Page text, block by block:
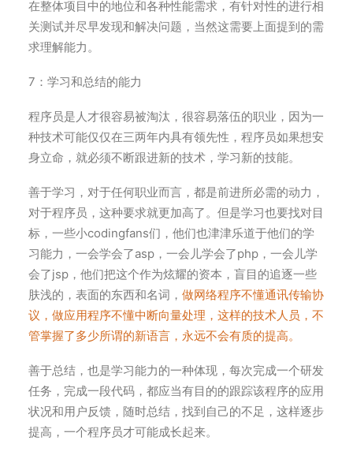
在整体项目中的地位和各种性能需求，有针对性的进行相
关测试并尽早发现和解决问题，当然这需要上面提到的需
求理解能力。
7：学习和总结的能力
程序员是人才很容易被淘汰，很容易落伍的职业，因为一
种技术可能仅仅在三两年内具有领先性，程序员如果想安
身立命，就必须不断跟进新的技术，学习新的技能。
善于学习，对于任何职业而言，都是前进所必需的动力，
对于程序员，这种要求就更加高了。但是学习也要找对目
标，一些小codingfans们，他们也津津乐道于他们的学
习能力，一会学会了asp，一会儿学会了php，一会儿学
会了jsp，他们把这个作为炫耀的资本，盲目的追逐一些
肤浅的，表面的东西和名词， 做网络程序不懂通讯传输协
议，做应用程序不懂中断向量处理，这样的技术人员，不
管掌握了多少所谓的新语言，永远不会有质的提高。
善于总结，也是学习能力的一种体现，每次完成一个研发
任务，完成一段代码，都应当有目的的跟踪该程序的应用
状况和用户反馈，随时总结，找到自己的不足，这样逐步
提高，一个程序员才可能成长起来。